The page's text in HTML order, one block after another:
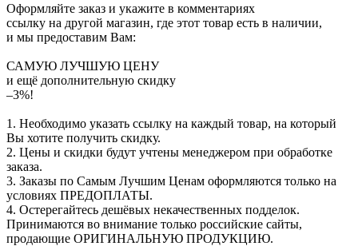
Оформляйте заказ и укажите в комментариях
ссылку на другой магазин, где этот товар есть в наличии,
и мы предоставим Вам:
САМУЮ ЛУЧШУЮ ЦЕНУ
и ещё дополнительную скидку
–3%!
1. Необходимо указать ссылку на каждый товар, на который
Вы хотите получить скидку.
2. Цены и скидки будут учтены менеджером при обработке
заказа.
3. Заказы по Самым Лучшим Ценам оформляются только на
условиях ПРЕДОПЛАТЫ.
4. Остерегайтесь дешёвых некачественных подделок.
Принимаются во внимание только российские сайты,
продающие ОРИГИНАЛЬНУЮ ПРОДУКЦИЮ.